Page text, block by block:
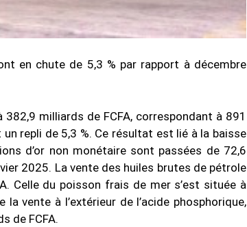
en chute de 5,3 % par rapport à décembre
milliards de FCFA, correspondant à 891
repli de 5,3 %. Ce résultat est lié à la baisse
d’or non monétaire sont passées de 72,6
2025. La vente des huiles brutes de pétrole
Celle du poisson frais de mer s’est située à
vente à l’extérieur de l’acide phosphorique,
de FCFA.